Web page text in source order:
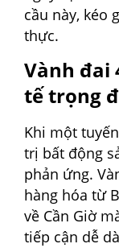
cầu này, kéo
thực.
Vành đai
tế trọng
Khi một
trị bất động
phản ứng.
hàng hóa từ
về Cần Giờ
tiếp cận dễ